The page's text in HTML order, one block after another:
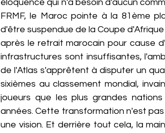
éloquence qui n'a besoin d'aucun
FRMF, le Maroc pointe à la 81ème
d'être suspendue de la Coupe
après le retrait marocain pour cause
infrastructures sont insuffisantes,
de l'Atlas s'apprêtent à disputer un
sixièmes au classement mondial,
joueurs que les plus grandes
années. Cette transformation n'est
une vision. Et derrière tout cela, la